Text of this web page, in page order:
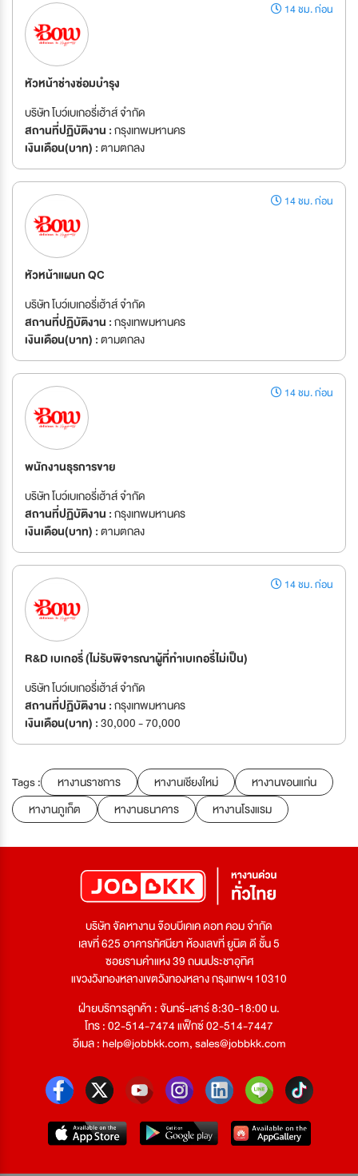
14 ชม. ก่อน
หัวหน้าช่างซ่อมบำรุง
บริษัท โบว์เบเกอรี่เฮ้าส์ จำกัด
สถานที่ปฏิบัติงาน :กรุงเทพมหานคร
เงินเดือน(บาท) :ตามตกลง
14 ชม. ก่อน
หัวหน้าแผนก QC
บริษัท โบว์เบเกอรี่เฮ้าส์ จำกัด
สถานที่ปฏิบัติงาน :กรุงเทพมหานคร
เงินเดือน(บาท) :ตามตกลง
14 ชม. ก่อน
พนักงานธุรการขาย
บริษัท โบว์เบเกอรี่เฮ้าส์ จำกัด
สถานที่ปฏิบัติงาน :กรุงเทพมหานคร
เงินเดือน(บาท) :ตามตกลง
14 ชม. ก่อน
R&D เบเกอรี่ (ไม่รับพิจารณาผู้ที่ทำเบเกอรี่ไม่เป็น)
บริษัท โบว์เบเกอรี่เฮ้าส์ จำกัด
สถานที่ปฏิบัติงาน :กรุงเทพมหานคร
เงินเดือน(บาท) :30,000 - 70,000
Tags : หางานราชการ หางานเชียงใหม่
หางานขอนแก่น
หางานภูเก็ต
หางานธนาคาร หางานโรงแรม
บริษัท จัดหางาน จ๊อบบีเคเค ดอท คอม จำกัด
เลขที่ 625 อาคารทัศนียา ห้องเลขที่ ยูนิต ดี ชั้น 5
ซอยรามคำแหง 39 ถนนประชาอุทิศ
แขวงวังทองหลางเขตวังทองหลาง กรุงเทพฯ 10310
ฝ่ายบริการลูกค้า : จันทร์-เสาร์ 8:30-18:00 น.
โทร : 02-514-7474 แฟ็กซ์ 02-514-7447
อีเมล :help@jobbkk.com,sales@jobbkk.com